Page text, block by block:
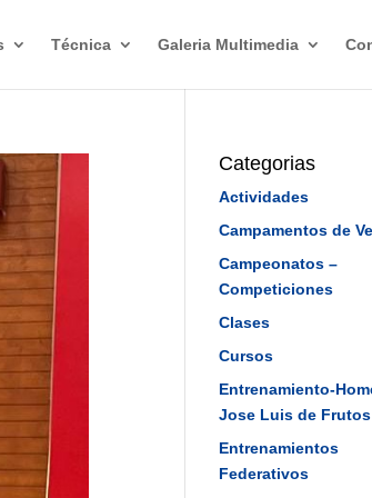
Técnica Galeria Multimedia
Categorias
Actividades
Campamentos de
Campeonatos –
Competiciones
Clases
Cursos
Entrenamiento-
Jose Luis de Frutos
Entrenamientos
Federativos